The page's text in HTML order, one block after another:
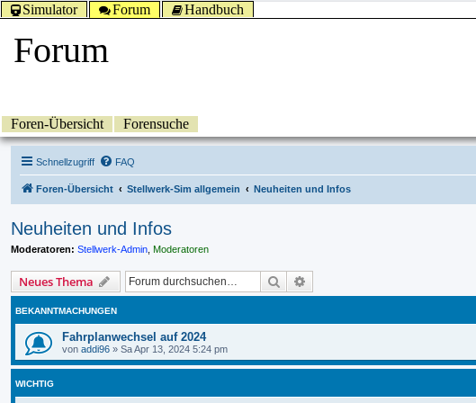
Simulator Forum Handbuch
Forum
Foren-Übersicht Forensuche
Schnellzugriff FAQ
Foren-Übersicht Stellwerk-Sim allgemein Neuheiten und Infos
Neuheiten und Infos
Moderatoren: Stellwerk-Admin Moderatoren
Neues Thema Suche
BEKANNTMACHUNGEN
Fahrplanwechsel auf 2024
von addi96 » Sa Apr 13, 2024 5:24 pm
WICHTIG